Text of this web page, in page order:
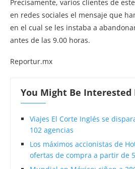
Precisamente, varios clientes de
en redes sociales el mensaje que
en el cual se les instaba a
antes de las 9.00 horas.
Reportur.mx
You Might Be Interested
Viajes El Corte Inglés se
102 agencias
Los máximos accionistas de
ofertas de compra a partir de